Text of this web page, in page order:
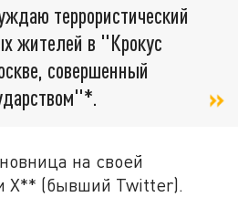
террористический
жителей в "Крокус
совершенный
на своей
X** (бывший Twitter).